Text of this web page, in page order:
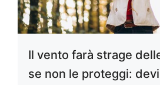
Il vento farà strage
se non le proteggi: